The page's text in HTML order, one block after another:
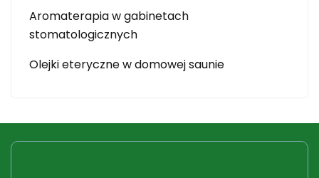
Aromaterapia w gabinetach
stomatologicznych
Olejki eteryczne w domowej saunie